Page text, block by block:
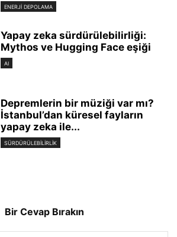
ENERJI DEPOLAMA
Yapay zeka sürdürülebilirliği:
Mythos ve Hugging Face eşiği
AI
Depremlerin bir müziği var mı?
İstanbul’dan küresel fayların
yapay zeka ile...
SÜRDÜRÜLEBILIRLIK
Bir Cevap Bırakın